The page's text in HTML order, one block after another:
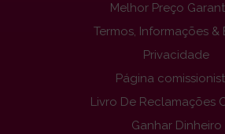
Melhor Preço
Termos, Informações &
Privacidade
Página
Livro De Reclamações
Ganhar Dinheiro